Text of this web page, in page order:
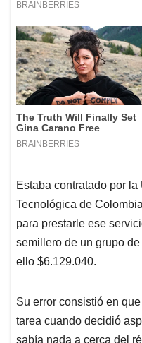
Estaba contratado por
Tecnológica de
para prestarle ese
semillero de un grupo
ello $6.129.040.
Su error consistió en
tarea cuando decidió
sabía nada a cerca del